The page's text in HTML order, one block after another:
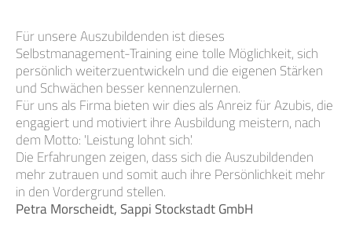
Für unsere Auszubildenden ist dieses
Selbstmanagement-Training eine tolle Möglichkeit, sich
persönlich weiterzuentwickeln und die eigenen Stärken
und Schwächen besser kennenzulernen.
Für uns als Firma bieten wir dies als Anreiz für Azubis, die
engagiert und motiviert ihre Ausbildung meistern, nach
dem Motto: 'Leistung lohnt sich'.
Die Erfahrungen zeigen, dass sich die Auszubildenden
mehr zutrauen und somit auch ihre Persönlichkeit mehr
in den Vordergrund stellen.
Petra Morscheidt, Sappi Stockstadt GmbH